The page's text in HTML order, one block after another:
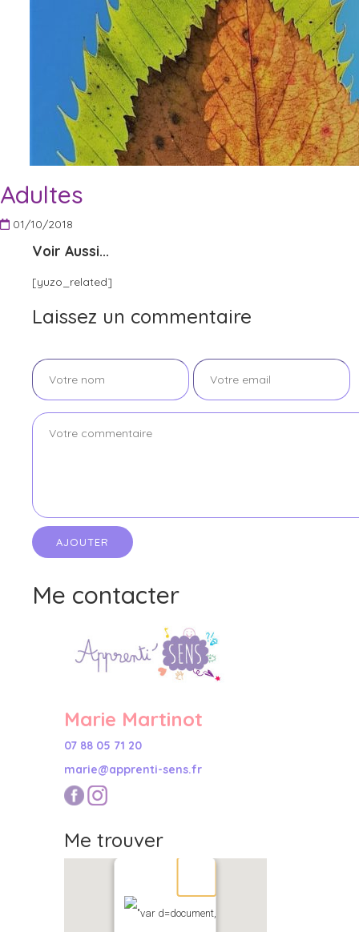
Adultes
01/10/2018
Voir Aussi...
[yuzo_related]
Laissez un commentaire
Me contacter
Marie Martinot
07 88 05 71 20
marie@apprenti-sens.fr
Me trouver
"var d=document,